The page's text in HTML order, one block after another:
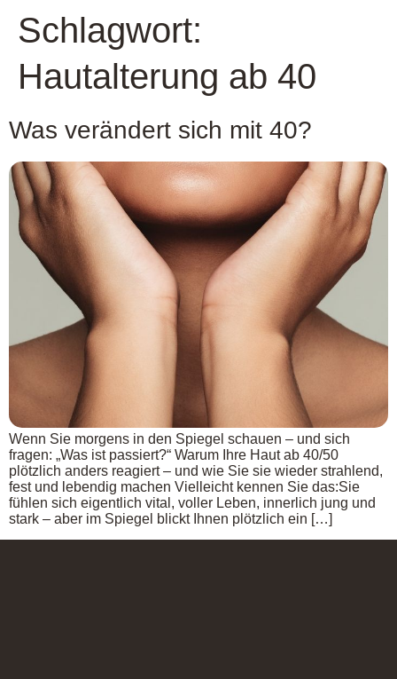
Schlagwort:
Hautalterung ab 40
Was verändert sich mit 40?
Wenn Sie morgens in den Spiegel schauen – und sich
fragen: „Was ist passiert?“ Warum Ihre Haut ab 40/50
plötzlich anders reagiert – und wie Sie sie wieder strahlend,
fest und lebendig machen Vielleicht kennen Sie das:Sie
fühlen sich eigentlich vital, voller Leben, innerlich jung und
stark – aber im Spiegel blickt Ihnen plötzlich ein […]